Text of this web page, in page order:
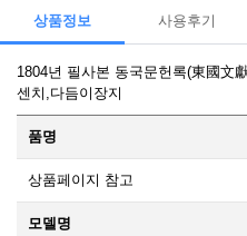
상품정보 사용후기
1804년 필사본 동국문헌록(東國文
센치,다듬이장지
품명
상품페이지 참고
모델명